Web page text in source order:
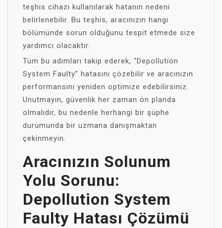
teşhis cihazı kullanılarak hatanın nedeni
belirlenebilir. Bu teşhis, aracınızın hangi
bölümünde sorun olduğunu tespit etmede size
yardımcı olacaktır.
Tüm bu adımları takip ederek, “Depollution
System Faulty” hatasını çözebilir ve aracınızın
performansını yeniden optimize edebilirsiniz.
Unutmayın, güvenlik her zaman ön planda
olmalıdır, bu nedenle herhangi bir şüphe
durumunda bir uzmana danışmaktan
çekinmeyin.
Aracınızın Solunum
Yolu Sorunu:
Depollution System
Faulty Hatası Çözümü